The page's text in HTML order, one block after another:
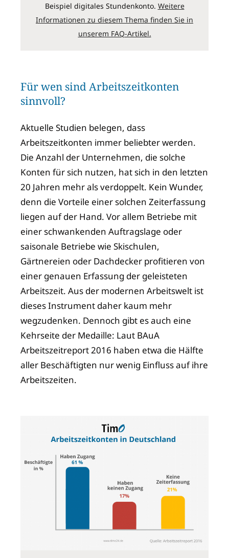
Beispiel digitales Stundenkonto. Weitere
Informationen zu diesem Thema finden Sie in
unserem FAQ-Artikel.
Für wen sind Arbeitszeitkonten
sinnvoll?
Aktuelle Studien belegen, dass
Arbeitszeitkonten immer beliebter werden.
Die Anzahl der Unternehmen, die solche
Konten für sich nutzen, hat sich in den letzten
20 Jahren mehr als verdoppelt. Kein Wunder,
denn die Vorteile einer solchen Zeiterfassung
liegen auf der Hand. Vor allem Betriebe mit
einer schwankenden Auftragslage oder
saisonale Betriebe wie Skischulen,
Gärtnereien oder Dachdecker profitieren von
einer genauen Erfassung der geleisteten
Arbeitszeit. Aus der modernen Arbeitswelt ist
dieses Instrument daher kaum mehr
wegzudenken. Dennoch gibt es auch eine
Kehrseite der Medaille: Laut BAuA
Arbeitszeitreport 2016 haben etwa die Hälfte
aller Beschäftigten nur wenig Einfluss auf ihre
Arbeitszeiten.